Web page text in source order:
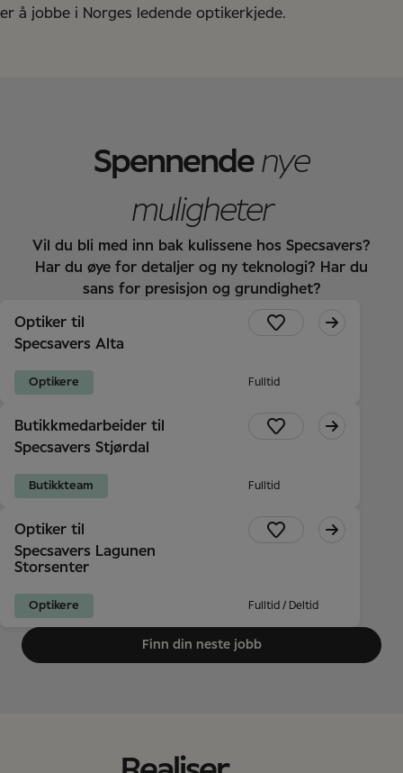
er å jobbe i Norges ledende optikerkjede.
Spennende nye
muligheter
Vil du bli med inn bak kulissene hos Specsavers?
Har du øye for detaljer og ny teknologi? Har du
sans for presisjon og grundighet?
Optiker til
Specsavers Alta
Fulltid
Optikere
Butikkmedarbeider til
Specsavers Stjørdal
Fulltid
Butikkteam
Optiker til
Specsavers Lagunen
Storsenter
Fulltid / Deltid
Optikere
Finn din neste jobb